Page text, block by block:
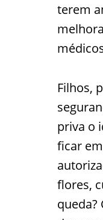
terem
Filhos,
priva o
ficar
flores,
queda?